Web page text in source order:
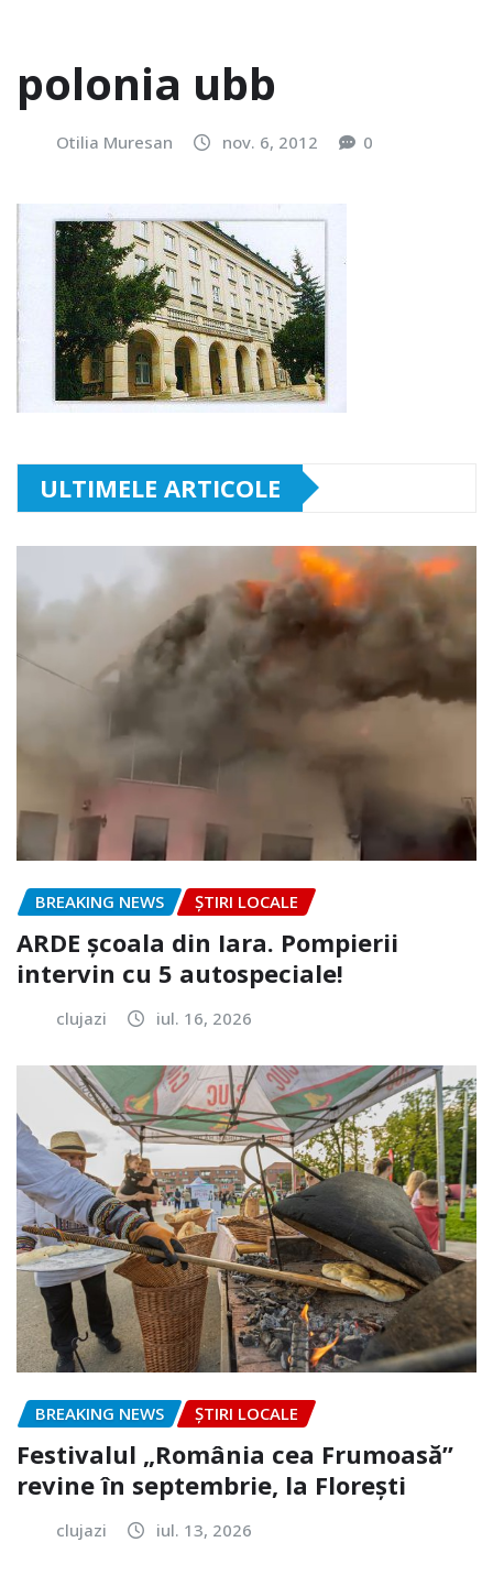
polonia ubb
Otilia Muresan nov. 6, 2012 0
ULTIMELE ARTICOLE
BREAKING NEWS ȘTIRI LOCALE
ARDE școala din Iara. Pompierii
intervin cu 5 autospeciale!
clujazi iul. 16, 2026
BREAKING NEWS ȘTIRI LOCALE
Festivalul „România cea Frumoasă”
revine în septembrie, la Florești
clujazi iul. 13, 2026